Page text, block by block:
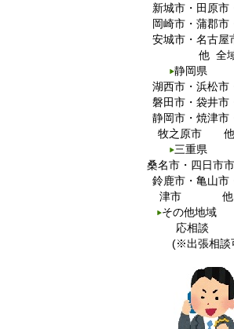
新城市・田原市
岡崎市・蒲郡市
安城市・名古屋
他 全域対
静岡県
湖西市・浜松市
磐田市・袋井市
静岡市・焼津市
牧之原市 他
三重県
桑名市・四日市市
鈴鹿市・亀山市
津市 他
その他地域
応相談
(※出張相談